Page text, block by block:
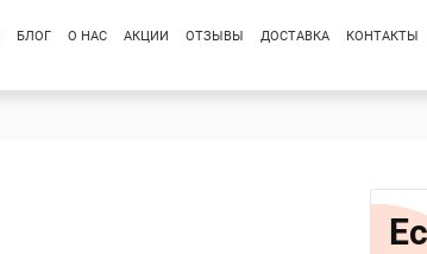
БЛОГ О НАС АКЦИИ ОТЗЫВЫ ДОСТАВКА КОНТАКТЫ